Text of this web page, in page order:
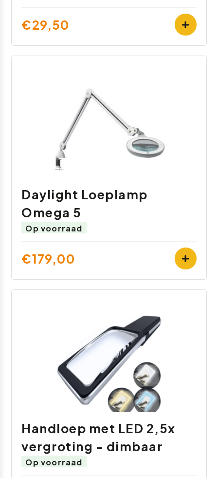
€29,50
Daylight Loeplamp
Omega 5
Op voorraad
€179,00
Handloep met LED 2,5x
vergroting - dimbaar
Op voorraad